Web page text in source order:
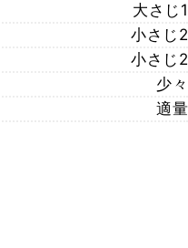
大さじ1
小さじ2
小さじ2
少々
適量